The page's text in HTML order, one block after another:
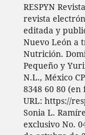
RESPYN
revista
editada y
Nuevo León a
Nutrición.
Pequeño y
N.L., México
8348 60 80 (en
URL: https://
Sonia L.
exclusivo No.